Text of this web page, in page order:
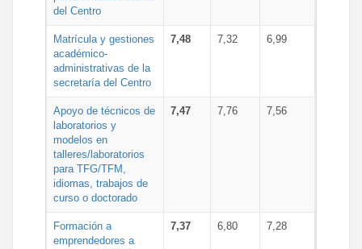
del Centro
Matrícula y gestiones
académico-
administrativas de la
secretaría del Centro
7,48 7,32 6,99
Apoyo de técnicos de
laboratorios y
modelos en
talleres/laboratorios
para TFG/TFM,
idiomas, trabajos de
curso o doctorado
7,47 7,76 7,56
Formación a
emprendedores a
7,37 6,80 7,28